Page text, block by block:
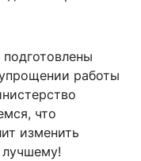
работы
что
изменить
лучшему!